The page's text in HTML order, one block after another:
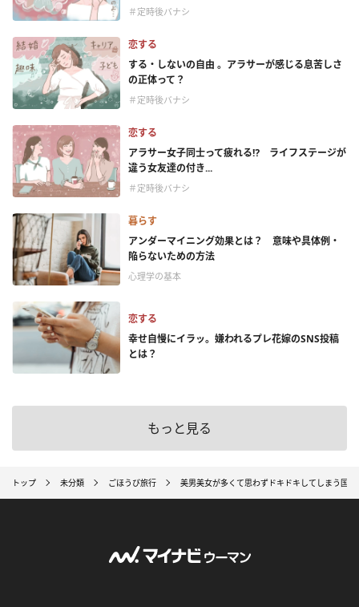
＃定時後バナシ
恋する
する・しないの自由 。アラサーが感じる息苦しさ
の正体って？
＃定時後バナシ
恋する
アラサー女子同士って疲れる⁉ ライフステージが
違う女友達の付き...
＃定時後バナシ
暮らす
アンダーマイニング効果とは？ 意味や具体例・
陥らないための方法
心理学の基本
恋する
幸せ自慢にイラッ。嫌われるプレ花嫁のSNS投稿
とは？
もっと見る
トップ 未分類 ごほうび旅行 美男美女が多くて思わずドキドキしてしまう国